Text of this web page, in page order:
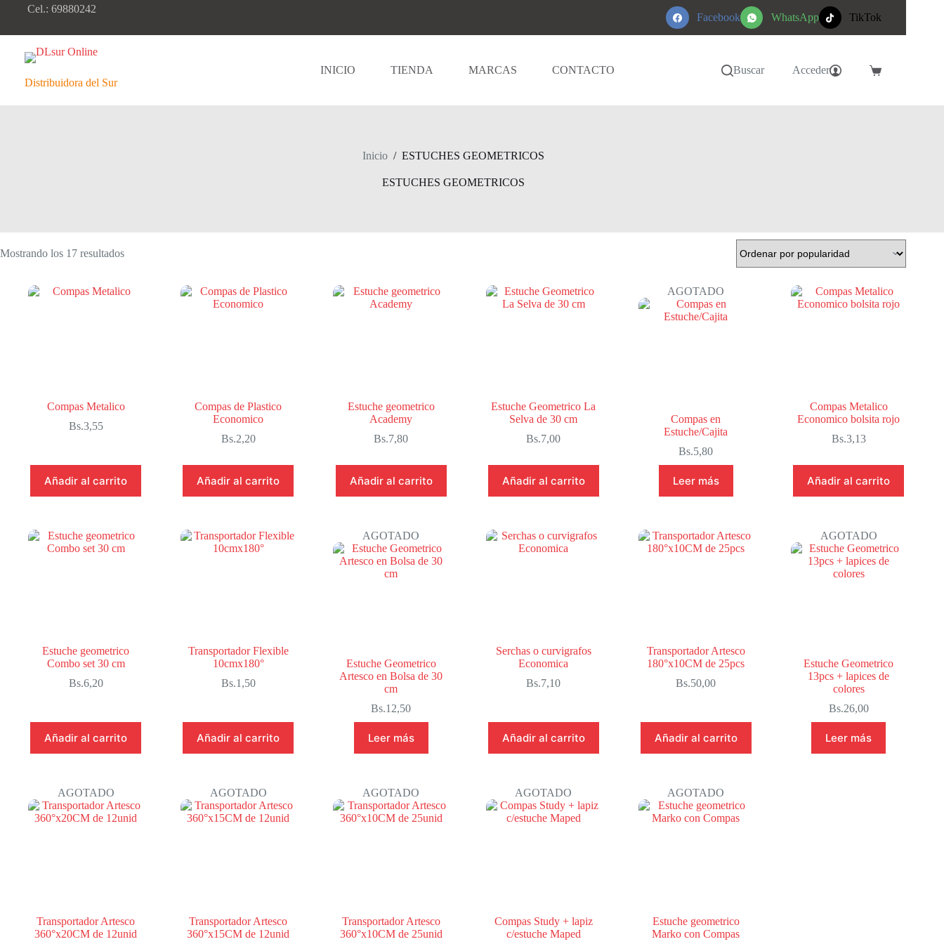
Cel.: 69880242
Facebook WhatsApp TikTok
Distribuidora del Sur
INICIO TIENDA MARCAS CONTACTO Buscar Acceder
Carro
Inicio / ESTUCHES GEOMETRICOS
ESTUCHES GEOMETRICOS
Mostrando los 17 resultadosOrdenado
Compas Metalico
Bs.3,55
Añadir al carrito
Compas de Plastico
Economico
Bs.2,20
Añadir al carrito
Estuche geometrico
Academy
Bs.7,80
Añadir al carrito
Estuche Geometrico La
Selva de 30 cm
Bs.7,00
Añadir al carrito
AGOTADO
Compas en
Estuche/Cajita
Bs.5,80
Leer más
Compas Metalico
Economico bolsita rojo
Bs.3,13
Añadir al carrito
Estuche geometrico
Combo set 30 cm
Bs.6,20
Añadir al carrito
Transportador Flexible
10cmx180°
Bs.1,50
Añadir al carrito
AGOTADO
Estuche Geometrico
Artesco en Bolsa de 30
cm
Bs.12,50
Leer más
Serchas o curvigrafos
Economica
Bs.7,10
Añadir al carrito
Transportador Artesco
180°x10CM de 25pcs
Bs.50,00
Añadir al carrito
AGOTADO
Estuche Geometrico
13pcs + lapices de
colores
Bs.26,00
Leer más
AGOTADO
Transportador Artesco
360°x20CM de 12unid
AGOTADO
Transportador Artesco
360°x15CM de 12unid
AGOTADO
Transportador Artesco
360°x10CM de 25unid
AGOTADO
Compas Study + lapiz
c/estuche Maped
AGOTADO
Estuche geometrico
Marko con Compas